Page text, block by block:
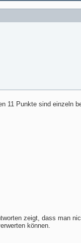
11 Punkte sind einzeln
zeigt, dass man
können.